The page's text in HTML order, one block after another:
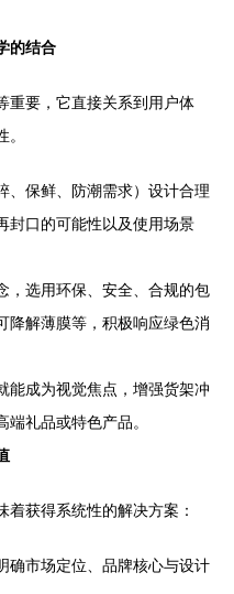
的结合
重要，它直接关系到用户体
、保鲜、防潮需求）设计合理
封口的可能性以及使用场景
，选用环保、安全、合规的包
降解薄膜等，积极响应绿色消
能成为视觉焦点，增强货架冲
礼品或特色产品。
获得系统性的解决方案：
确市场定位、品牌核心与设计